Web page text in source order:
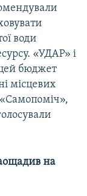
води
«УДАР» і
цей бюджет
місцевих
на